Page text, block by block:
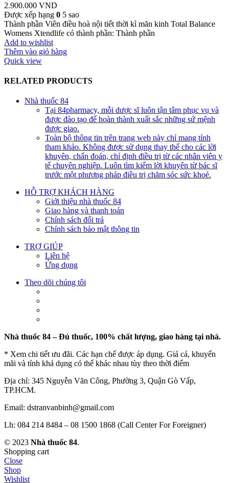
2.900.000 VND
Được xếp hạng 0 5 sao
Thành phần Viên điều hoà nội tiết thời kì mãn kinh Total Balance
Womens Xtendlife có thành phần: Thành phần
Add to wishlist
Thêm vào giỏ hàng
Quick view
RELATED PRODUCTS
Nhà thuốc 84
Tại 84pharmacy, mỗi dược sĩ luôn tận tâm phục vụ và
được đào tạo để hoàn thành xuất sắc những sứ mệnh
được giao.
Toàn bộ thông tin trên trang web này chỉ mang tính
tham khảo. Không được sử dụng thay thế cho các lời
khuyên, chẩn đoán, chỉ định điều trị từ các nhân viên y
tế chuyên nghiệp. Luôn tìm kiếm lời khuyên từ bác sĩ
trước một phương pháp điều trị chăm sóc sức khoẻ.
HỖ TRỢ KHÁCH HÀNG
Giới thiệu nhà thuốc 84
Giao hàng và thanh toán
Chính sách đổi trả
Chính sách bảo mật thông tin
TRỢ GIÚP
Liên hệ
Ứng dụng
Theo dõi chúng tôi
Nhà thuốc 84 – Đủ thuốc, 100% chất lượng, giao hàng tại nhà.
* Xem chi tiết ưu đãi. Các hạn chế được áp dụng. Giá cả, khuyến
mãi và tính khả dụng có thể khác nhau tùy theo thời điểm
Địa chỉ: 345 Nguyễn Văn Công, Phường 3, Quận Gò Vấp,
TP.HCM.
Email: dstranvanbinh@gmail.com
Lh: 084 214 8484 – 08 1500 1868 (Call Center For Foreigner)
© 2023 Nhà thuốc 84.
Shopping cart
Close
Shop
Wishlist